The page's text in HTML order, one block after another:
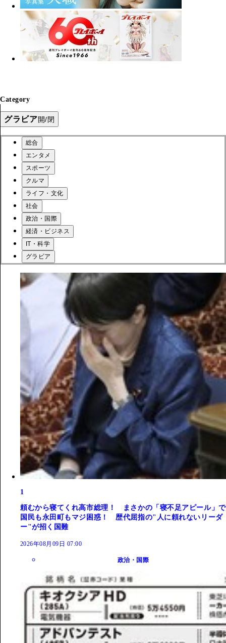
Category
グラビア開/閉
総合
エンタメ
スポーツ
クルマ
ライフ・文化
社会
政治・国際
経済・ビジネス
IT・科学
グラビア
1
頼むから寝てくれ高市総理！ まさかの「寝不足アピール」で
国民も永田町もマジ困惑！ 歴代屈指の"人に頼れないリーダ
ー"が招く国難
2026年08月09日 07:00
政治・国際